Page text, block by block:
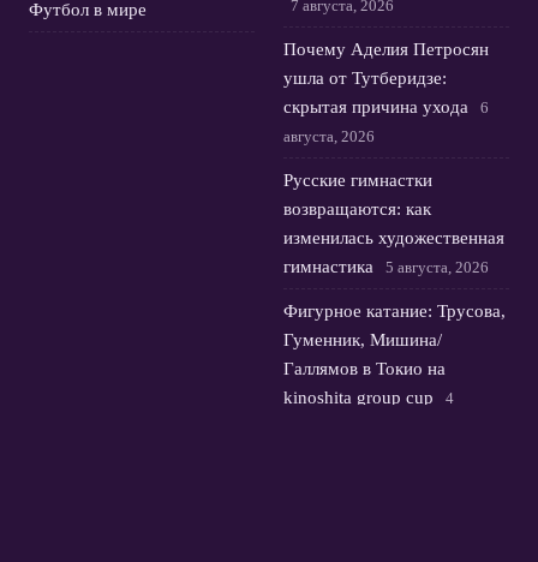
Футбол в мире 7 августа, 2026
Почему Аделия Петросян
ушла от Тутберидзе:
скрытая причина ухода
6
августа, 2026
Русские гимнастки
возвращаются: как
изменилась художественная
гимнастика
5 августа, 2026
Фигурное катание: Трусова,
Гуменник, Мишина/
Галлямов в Токио на
kinoshita group cup
4